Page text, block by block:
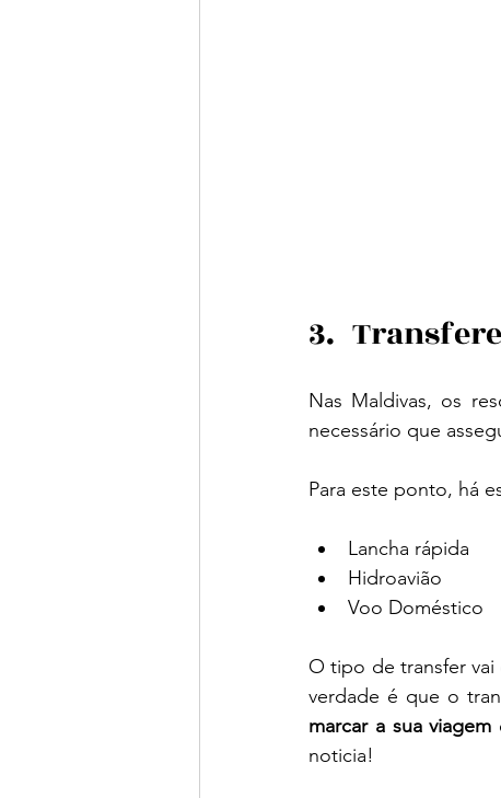
3.
Nas Maldivas, os
necessário que
Para este ponto, há
Lancha rápida
Hidroavião
Voo Doméstico
O tipo de transfer
verdade é que o
marcar a sua viagem
noticia!